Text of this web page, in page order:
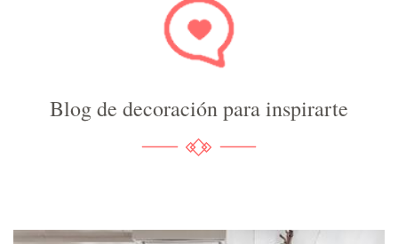
Blog de decoración para inspirarte